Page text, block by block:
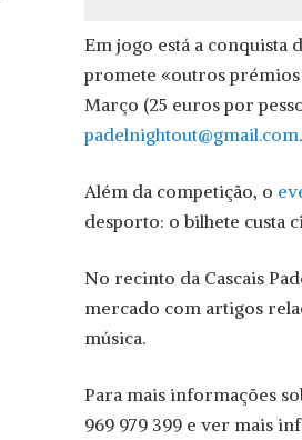
Em jogo está a conquista
promete «outros prémios
Março (25 euros por
padelnightout@gmail.com.
Além da competição, o
desporto: o bilhete custa
No recinto da Cascais
mercado com artigos
música.
Para mais informações
969 979 399 e ver mais